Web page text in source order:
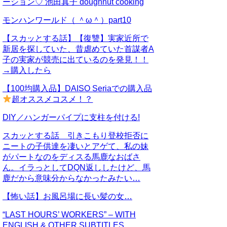
モンハンワールド（ ＾ω＾）part10
【スカッとする話】【復讐】実家近所で
新居を探していた、昔虐めていた首謀者A
子の実家が競売に出ているのを発見！！
→購入したら
【100均購入品】DAISO Seriaでの購入品
超オススメコスメ！？
DIY／ハンガーパイプに支柱を付ける!
スカッとする話 引きこもり登校拒否に
ニートの子供達を凄いとアゲて、私の妹
がパートなのをディスる馬鹿なおばさ
ん。イラっとしてDQN返ししたけど、馬
鹿だから意味分からなかったみたい…
【怖い話】お風呂場に長い髪の女…
“LAST HOURS’ WORKERS” – WITH
ENGLISH & OTHER SUBTITLES